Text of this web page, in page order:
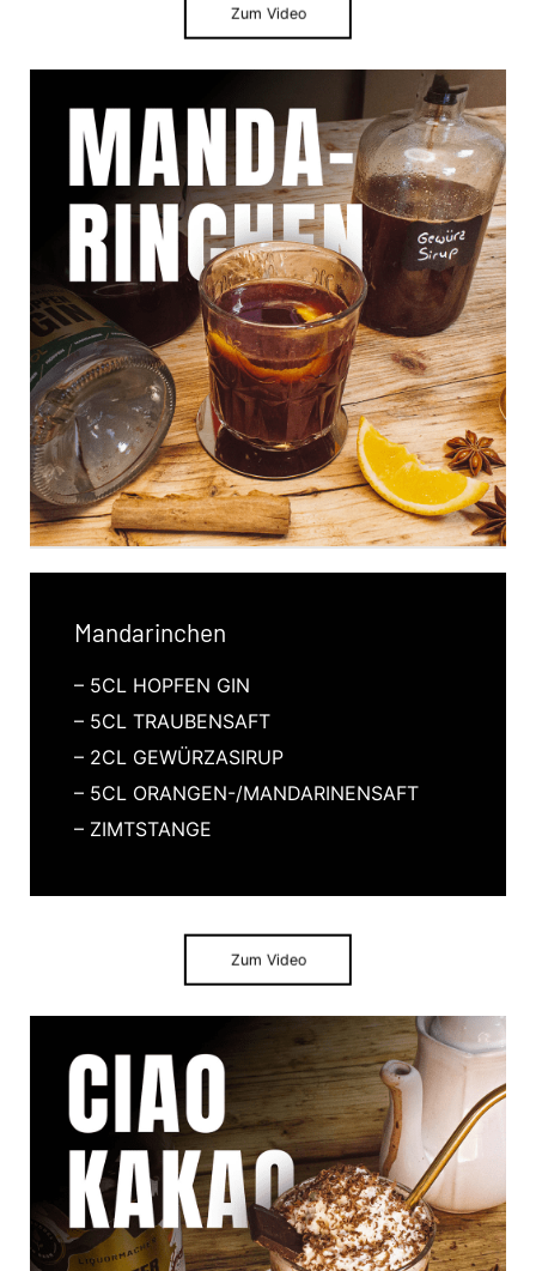
Zum Video
Mandarinchen
– 5CL HOPFEN GIN
– 5CL TRAUBENSAFT
– 2CL GEWÜRZASIRUP
– 5CL ORANGEN-/MANDARINENSAFT
– ZIMTSTANGE
Zum Video